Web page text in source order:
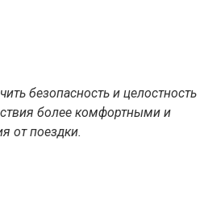
безопасность и целостность
более комфортными и
от поездки.